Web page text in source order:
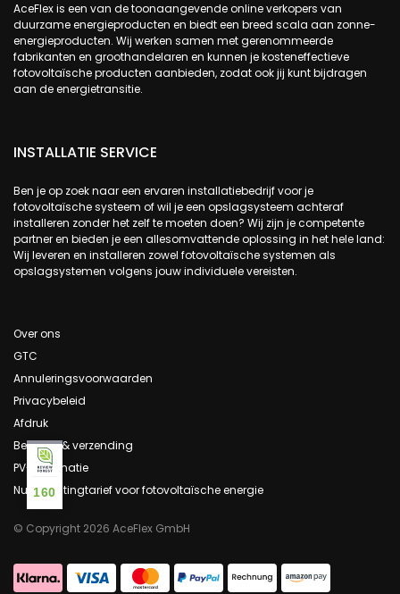
AceFlex is een van de toonaangevende online verkopers van
duurzame energieproducten en biedt een breed scala aan zonne-
energieproducten. Wij werken samen met gerenommeerde
fabrikanten en groothandelaren en kunnen je kosteneffectieve
fotovoltaïsche producten aanbieden, zodat ook jij kunt bijdragen
aan de energietransitie.
INSTALLATIE SERVICE
Ben je op zoek naar een ervaren installatiebedrijf voor je
fotovoltaïsche systeem of wil je een opslagsysteem achteraf
installeren zonder het zelf te moeten doen? Wij zijn je competente
partner en bieden je een allesomvattende oplossing in het hele land:
Wij leveren en installeren zowel fotovoltaïsche systemen als
opslagsystemen volgens jouw individuele vereisten.
Over ons
GTC
Annuleringsvoorwaarden
Privacybeleid
Afdruk
Betaling & verzending
PV-informatie
Nul belastingtarief voor fotovoltaïsche energie
© Copyright 2026 AceFlex GmbH
160